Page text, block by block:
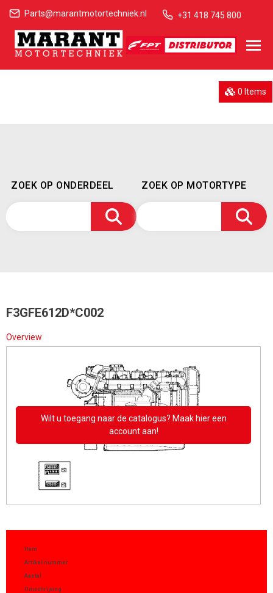
Parts@marantmotortechniek.nl +31 418 745 800
0 Items
ZOEK OP ONDERDEEL ZOEK OP MOTORTYPE
F3GFE612D*C002
Overview
Wilt u toegang naar de catalogus? Maak hier een
account aan!
Item
Artikel nummer
Aantal
Omschrijving